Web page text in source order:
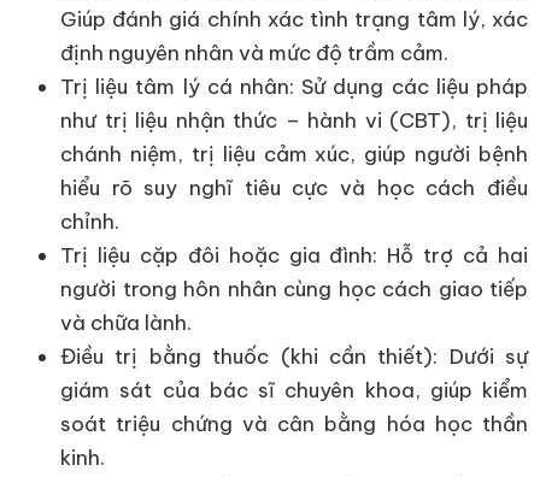
Giúp đánh giá chính xác tình trạng tâm lý, xác
định nguyên nhân và mức độ trầm cảm.
Trị liệu tâm lý cá nhân: Sử dụng các liệu pháp
như trị liệu nhận thức – hành vi (CBT), trị liệu
chánh niệm, trị liệu cảm xúc, giúp người bệnh
hiểu rõ suy nghĩ tiêu cực và học cách điều
chỉnh.
Trị liệu cặp đôi hoặc gia đình: Hỗ trợ cả hai
người trong hôn nhân cùng học cách giao tiếp
và chữa lành.
Điều trị bằng thuốc (khi cần thiết): Dưới sự
giám sát của bác sĩ chuyên khoa, giúp kiểm
soát triệu chứng và cân bằng hóa học thần
kinh.